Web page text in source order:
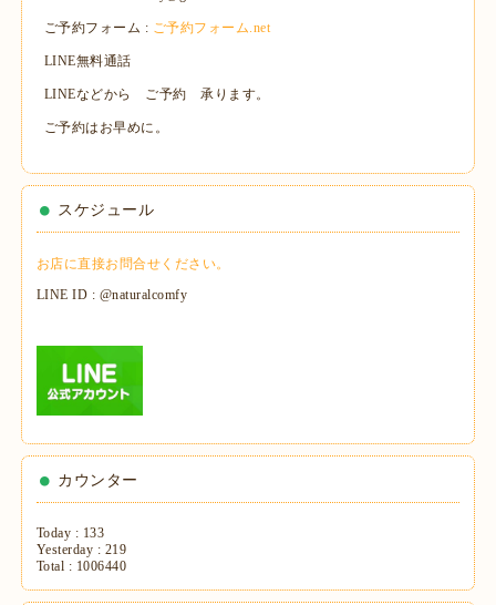
ご予約フォーム : ご予約フォーム.net
LINE無料通話
LINEなどから ご予約 承ります。
ご予約はお早めに。
スケジュール
お店に直接お問合せください。
LINE ID : @naturalcomfy
カウンター
Today : 133
Yesterday : 219
Total : 1006440